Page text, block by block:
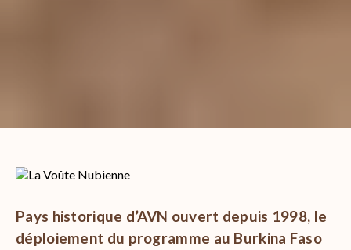
Pays historique d’AVN ouvert depuis 1998, le
déploiement du programme au Burkina Faso